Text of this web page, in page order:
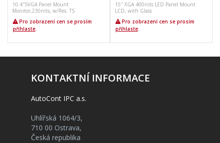
10.4″SVGA Panel Mount
Monitor,230nits, w/Res. TS
Pro zobrazení cen se prosím
přihlaste.
15″ XGA 400nits LED Panel Mount
LCD, with Glass
Pro zobrazení cen se prosím
přihlaste.
KONTAKTNÍ INFORMACE
AutoCont IPC a.s.
Uhlířská 1064/3,
710 00 Ostrava,
Česká republika